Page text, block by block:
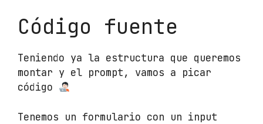
Código fuente
Teniendo ya la estructura que queremos
montar y el prompt, vamos a picar
código
Tenemos un formulario con un input